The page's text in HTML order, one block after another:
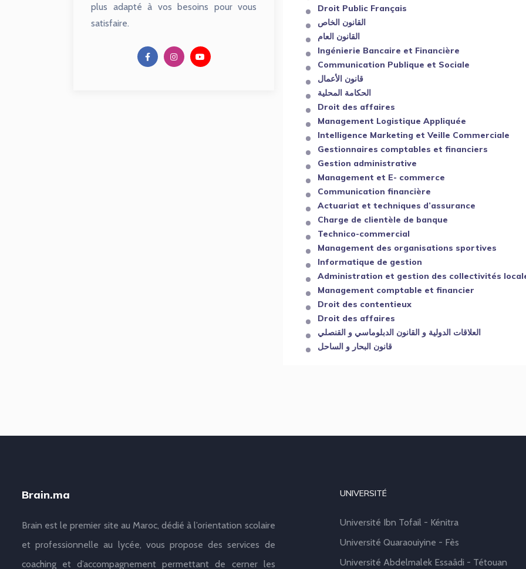
plus adapté à vos besoins pour vous
satisfaire.
Droit Public Français
القانون الخاص
القانون العام
Ingénierie Bancaire et Financière
Communication Publique et Sociale
قانون الأعمال
الحكامة المحلية
Droit des affaires
Management Logistique Appliquée
Intelligence Marketing et Veille Commerciale
Gestionnaires comptables et financiers
Gestion administrative
Management et E- commerce
Communication financière
Actuariat et techniques d’assurance
Charge de clientèle de banque
Technico-commercial
Management des organisations sportives
Informatique de gestion
Administration et gestion des collectivités
Management comptable et financier
Droit des contentieux
Droit des affaires
العلاقات الدولية و القانون الدبلوماسي و القنصلي
قانون البحار و الساحل
Brain.ma
Brain est le premier site au Maroc, dédié à l’orientation scolaire
et professionnelle au lycée, vous propose des services de
coaching et d’accompagnement permettant de cerner les
UNIVERSITÉ
Université Ibn Tofail - Kénitra
Université Quaraouiyine - Fès
Université Abdelmalek Essaâdi - Tétouan